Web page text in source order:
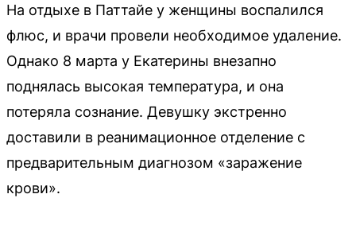
На отдыхе в Паттайе у женщины воспалился
флюс, и врачи провели необходимое удаление.
Однако 8 марта у Екатерины внезапно
поднялась высокая температура, и она
потеряла сознание. Девушку экстренно
доставили в реанимационное отделение с
предварительным диагнозом «заражение
крови».